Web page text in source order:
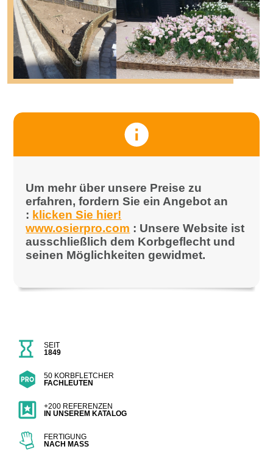
Um mehr über unsere Preise zu
erfahren, fordern Sie ein Angebot an
: klicken Sie hier!
www.osierpro.com : Unsere Website ist
ausschließlich dem Korbgeflecht und
seinen Möglichkeiten gewidmet.
SEIT
1849
50 KORBFLETCHER
FACHLEUTEN
+200 REFERENZEN
IN UNSEREM KATALOG
FERTIGUNG
NACH MASS